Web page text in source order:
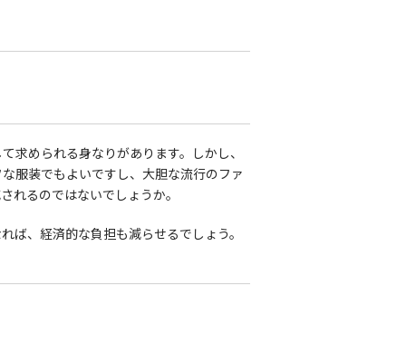
められる身なりがあります。しかし、
服装でもよいですし、大胆な流行のファ
れるのではないでしょうか。
、経済的な負担も減らせるでしょう。